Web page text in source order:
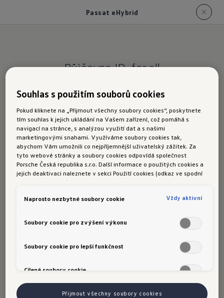
Passat eHybrid
Půjčovna ID. for all
Passat eHybrid
Půjčovné/den (2–7
dní)
Půjčovné/den (8–30
dní)
999 Kč 899 Kč
Souhlas s použitím souborů cookies
Pokud kliknete na „Přijmout všechny soubory cookies“, poskytnete
tím souhlas k jejich ukládání na Vašem zařízení, což pomáhá s
navigací na stránce, s analýzou využití dat a s našimi
marketingovými snahami. Využíváme soubory cookies tak,
abychom Vám umožnili co nejpříjemnější uživatelský zážitek. Za
tyto webové stránky a soubory cookies odpovídá společnost
Porsche Česká republika s.r.o. Další informace o použitých cookies a
jejich deaktivaci naleznete v sekci Použití cookies (odkaz ve spodní
části této stránky).
Naprosto nezbytné soubory cookie Vždy aktivní
Soubory cookie pro zvýšení výkonu
Soubory cookie pro lepší funkčnost
Cílené soubory cookie
Přijmout všechny soubory cookies